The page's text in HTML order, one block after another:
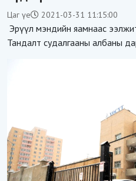
Цаг үе 2021-03-31 11:15:00
Эрүүл мэндийн яамнаас
Тандалт судалгааны албаны